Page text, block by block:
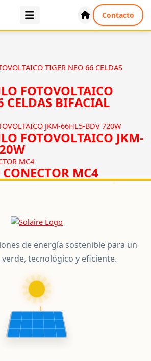
Contacto
FOTOVOLTAICO
CELDAS BIFACIAL
FOTOVOLTAICO JKM-
MC4
de energía sostenible para un
tecnológico y eficiente.